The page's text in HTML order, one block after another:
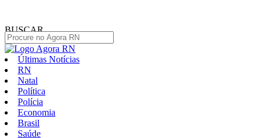
BUSCAR
Últimas Notícias
RN
Natal
Política
Polícia
Economia
Brasil
Saúde